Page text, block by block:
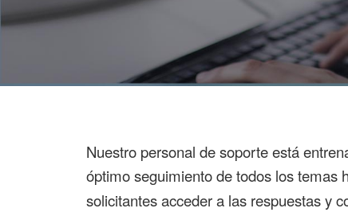
Nuestro personal de soporte está
óptimo seguimiento de todos los temas
solicitantes acceder a las respuestas y